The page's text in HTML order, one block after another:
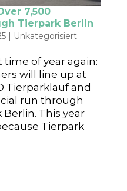
7,500
Tierpark Berlin
| Unkategorisiert
time of year again:
will line up at
Tierparklauf and
run through
This year
Tierpark